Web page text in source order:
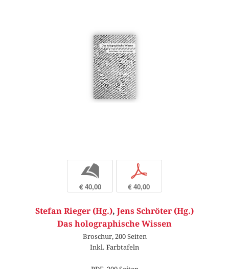
b
€ 40,00
p
€ 40,00
Stefan Rieger (Hg.), Jens Schröter (Hg.)
Das holographische Wissen
Broschur, 200 Seiten
Inkl. Farbtafeln